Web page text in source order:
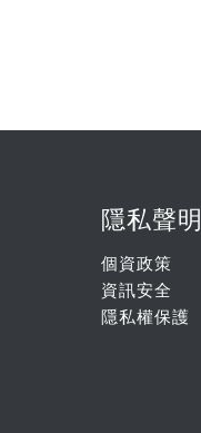
隱私聲明
個資政策
資訊安全
隱私權保護